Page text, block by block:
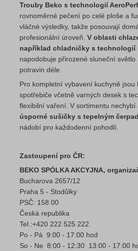
Trouby Beko s technologií
rovnoměrné pečení po celé ploše a
vláčné výsledky, takže posouvají
profesionální úroveň. V oblasti
například chladničky s technologií
napodobuje přirozené sluneční
potravin déle.
Pro kompletní vybavení kuchyně jsou
spotřebiče včetně varných desek s
flexibilní vaření. V sortimentu nechybí
úsporné sušičky s tepelným
nádobí pro každodenní pohodlí.
Zastoupení pro ČR:
BEKO SPÓLKA AKCYJNA,
Bucharova 2657/12
Praha 5 - Stodůlky
PSČ: 158 00
Česká republika
Tel.:+420 222 525 222
Po - Pá 9:00 - 17:00 hod
So - Ne 8:00 - 12:30 13:00 - 17:00